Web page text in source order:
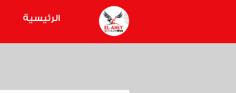
الرئيسية